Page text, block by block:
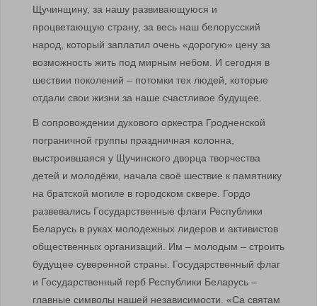
Щучинщину, за нашу развивающуюся и
процветающую страну, за весь наш белорусский
народ, который заплатил очень «дорогую» цену за
возможность жить под мирным небом. И сегодня в
шествии поколений – потомки тех людей, которые
отдали свои жизни за наше счастливое будущее.
В сопровождении духового оркестра Гродненской
пограничной группы праздничная колонна,
выстроившаяся у Щучинского дворца творчества
детей и молодёжи, начала своё шествие к памятнику
на братской могиле в городском сквере. Гордо
развевались Государственные флаги Республики
Беларусь в руках молодежных лидеров и активистов
общественных организаций. Им – молодым – строить
будущее суверенной страны. Государственный флаг
и Государственный герб Республики Беларусь –
главные символы нашей независимости. «Са святам